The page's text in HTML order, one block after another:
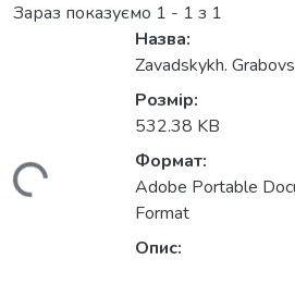
Зараз показуємо 1 - 1 з 1
Назва:
Zavadskykh.
Розмір:
532.38 KB
Формат:
Adobe Portable
Format
Опис: